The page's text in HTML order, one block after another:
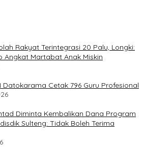
Rakyat Terintegrasi 20 Palu, Longki:
Angkat Martabat Anak Miskin
Datokarama Cetak 796 Guru Profesional
Diminta Kembalikan Dana Program
Sulteng: Tidak Boleh Terima